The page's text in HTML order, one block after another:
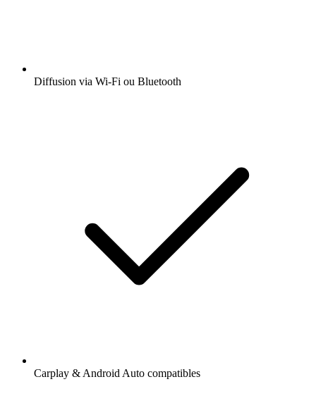
Diffusion via Wi-Fi ou Bluetooth
Carplay & Android Auto compatibles